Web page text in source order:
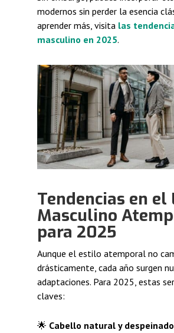
modernos sin perder la esencia
aprender más, visita las
masculino en 2025.
Tendencias en el
Masculino
para 2025
Aunque el estilo atemporal no
drásticamente, cada año surgen
adaptaciones. Para 2025, estas
claves:
🌟 Cabello natural y